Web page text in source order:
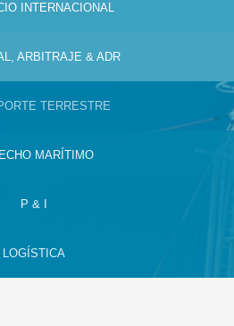
INTERNACIONAL
ARBITRAJE & ADR
TERRESTRE
MARÍTIMO
P & I
LOGÍSTICA